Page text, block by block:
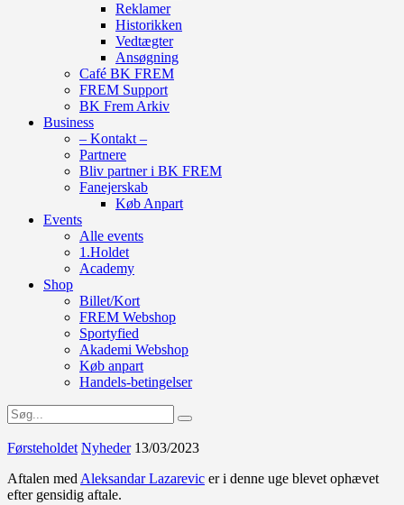
Reklamer
Historikken
Vedtægter
Ansøgning
Café BK FREM
FREM Support
BK Frem Arkiv
Business
– Kontakt –
Partnere
Bliv partner i BK FREM
Fanejerskab
Køb Anpart
Events
Alle events
1.Holdet
Academy
Shop
Billet/Kort
FREM Webshop
Sportyfied
Akademi Webshop
Køb anpart
Handels-betingelser
Førsteholdet Nyheder 13/03/2023
Aftalen med Aleksandar Lazarevic er i denne uge blevet ophævet
efter gensidig aftale.